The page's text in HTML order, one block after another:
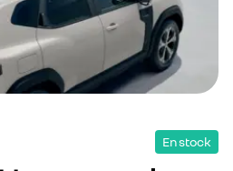
En stock